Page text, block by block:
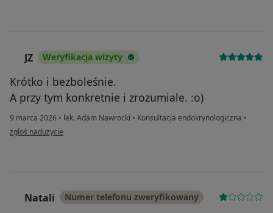
JZ Weryfikacja wizyty
Krótko i bezboleśnie.
A przy tym konkretnie i zrozumiale. :o)
9 marca 2026 • lek. Adam Nawrocki • Konsultacja endokrynologiczna •
w opinii użytkownika JZ
zgłoś nadużycie
Natali Numer telefonu zweryfikowany